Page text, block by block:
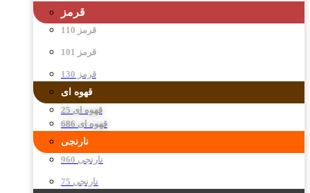
قرمز
قرمز 110
قرمز 101
قرمز 130
قهوه ای
قهوه ای 25
قهوه ای 686
نارنجی
نارنجی 960
نارنجی 75